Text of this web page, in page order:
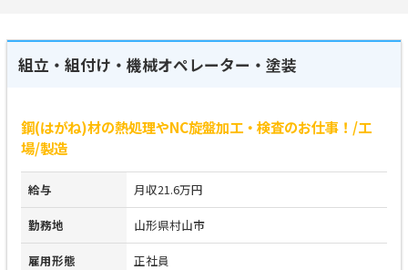
組立・組付け・機械オペレーター・塗装
鋼(はがね)材の熱処理やNC旋盤加工・検査のお仕事！/工
場/製造
給与 月収21.6万円
勤務地 山形県村山市
雇用形態 正社員